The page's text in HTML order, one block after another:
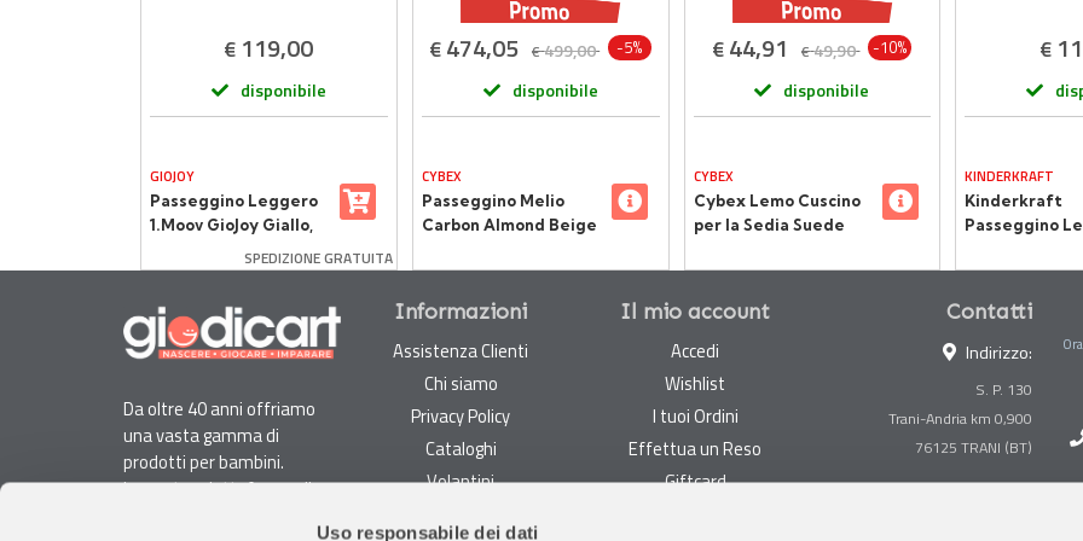
Uso responsabile dei dati
€ 119,00
disponibile
GIOJOY
Passeggino Leggero
1.Moov GioJoy Giallo,
per le Tue
SPEDIZIONE GRATUITA
€474,05 €499,00 -5%
disponibile
CYBEX
Passeggino Melio
Carbon Almond Beige
€44,91 €49,90 -10%
disponibile
CYBEX
Cybex Lemo Cuscino
per la Sedia Suede
€
KINDERKRAFT
Kinderkraft
Passeggino
Da oltre 40 anni offriamo
una vasta gamma di
prodotti per bambini.
La nostra piattaforma di
Informazioni
Assistenza Clienti
Chi siamo
Privacy Policy
Cataloghi
Volantini
Il mio account
Accedi
Wishlist
I tuoi Ordini
Effettua un Reso
Giftcard
Contatti
Indirizzo:
S. P. 130
Trani-Andria km 0,900